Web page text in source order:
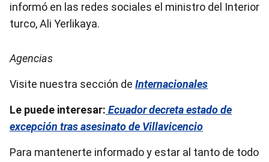
informó en las redes sociales el ministro del Interior
turco, Ali Yerlikaya.
Agencias
Visite nuestra sección de Internacionales
Le puede interesar: Ecuador decreta estado de
excepción tras asesinato de Villavicencio
Para mantenerte informado y estar al tanto de todo